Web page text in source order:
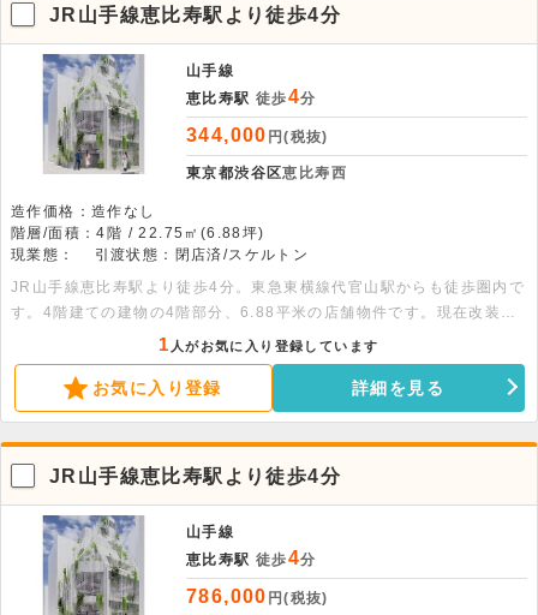
JR山手線恵比寿駅より徒歩4分
山手線
恵比寿駅 徒歩4分
344,000 円(税抜)
東京都渋谷区恵比寿西
造作価格：造作なし
階層/面積：4階 / 22.75㎡(6.88坪)
現業態：
引渡状態：閉店済/スケルトン
JR山手線恵比寿駅より徒歩4分。東急東横線代官山駅からも徒歩圏内で
す。4階建ての建物の4階部分、6.88平米の店舗物件です。現在改装工
事中です。スケルトン予定の為自由なレイアウトが可能です。
1 人がお気に入り登録しています
お気に入り登録 詳細を見る
JR山手線恵比寿駅より徒歩4分
山手線
恵比寿駅 徒歩4分
786,000 円(税抜)